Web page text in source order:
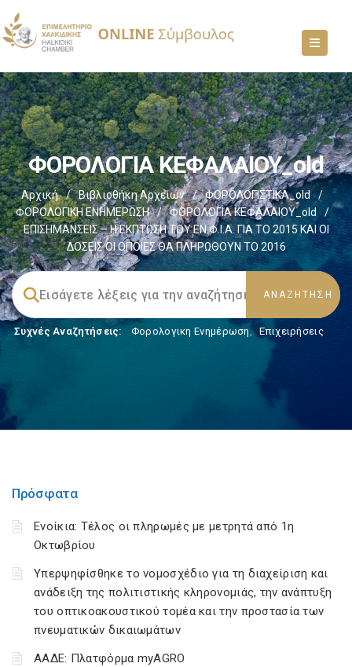
ΦΟΡΟΛΟΓΙΑ ΚΕΦΑΛΑΙΟΥ_old
Αρχική / Βιβλιοθήκη Αρχείων / ΦΟΡΟΛΟΓΙΣΤΙΚΑ_old
/
ΦΟΡΟΛΟΓΙΚΗ ΕΝΗΜΕΡΩΣΗ
/ ΦΟΡΟΛΟΓΙΑ ΚΕΦΑΛΑΙΟΥ_old
/
ΕΠΙΣΗΜΑΝΣΕΙΣ – Η ΕΚΠΤΩΣΗ ΤΟΥ ΕΝ.Φ.Ι.Α. ΓΙΑ ΤΟ 2015 ΚΑΙ ΟΙ
ΔΟΣΕΙΣ ΟΙ ΟΠΟΙΕΣ ΘΑ ΠΛΗΡΩΘΟΥΝ ΤΟ 2016
Συχνές Αναζητήσεις: Φορολογικη Ενημέρωση, Επιχειρήσεις
Πρόσφατα
Ενοίκια: Τέλος οι πληρωμές με μετρητά από 1η
Οκτωβρίου
Υπερψηφίσθηκε το νομοσχέδιο για τη διαχείριση και
ανάδειξη της πολιτιστικής κληρονομιάς, την ανάπτυξη
του οπτικοακουστικού τομέα και την προστασία των
πνευματικών δικαιωμάτων
ΑΑΔΕ: Πλατφόρμα myAGRO